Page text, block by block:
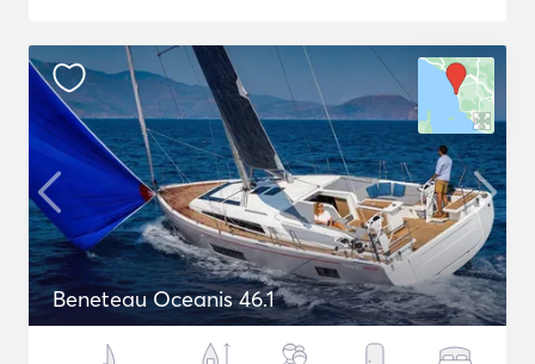
Beneteau Oceanis 46.1